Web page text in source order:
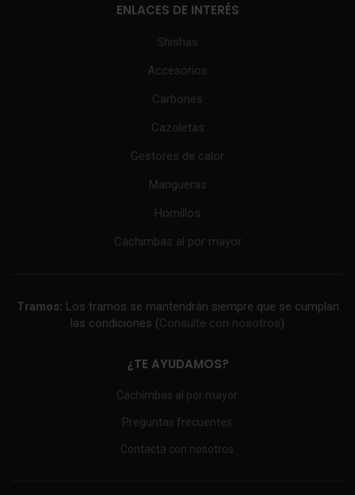
ENLACES DE INTERÉS
Shishas
Accesorios
Carbones
Cazoletas
Gestores de calor
Mangueras
Hornillos
Cachimbas al por mayor
Tramos: Los tramos se mantendrán siempre que se cumplan
las condiciones (Consulte con nosotros)
¿TE AYUDAMOS?
Cachimbas al por mayor
Preguntas frecuentes
Contacta con nosotros